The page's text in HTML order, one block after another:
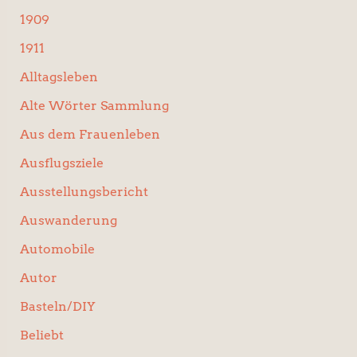
1909
1911
Alltagsleben
Alte Wörter Sammlung
Aus dem Frauenleben
Ausflugsziele
Ausstellungsbericht
Auswanderung
Automobile
Autor
Basteln/DIY
Beliebt